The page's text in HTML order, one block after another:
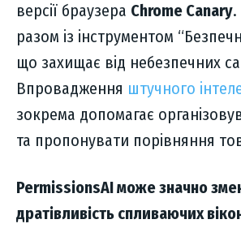
версії браузера Chrome Canary
разом із інструментом
що захищає від небезпечних
Впровадження штучного
зокрема допомагає
та пропонувати порівняння
PermissionsAI може значно
дратівливість спливаючих